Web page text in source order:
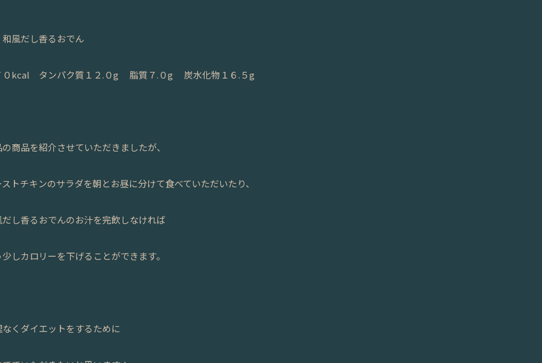
風だし香るおでん
０kcal タンパク質１２.０g 脂質７.０g 炭水化物１６.５g
商品を紹介させていただきましたが、
トチキンのサラダを朝とお昼に分けて食べていただいたり、
し香るおでんのお汁を完飲しなければ
しカロリーを下げることができます。
くダイエットをするために